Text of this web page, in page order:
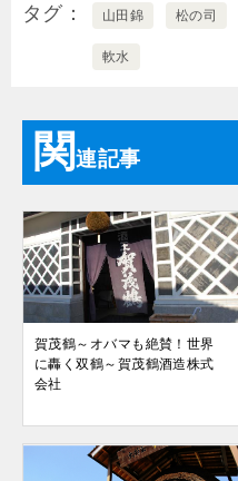
タグ 山田錦 松の司
軟水
関連記事
賀茂鶴～オバマも絶賛！世界
に轟く双鶴～賀茂鶴酒造株式
会社